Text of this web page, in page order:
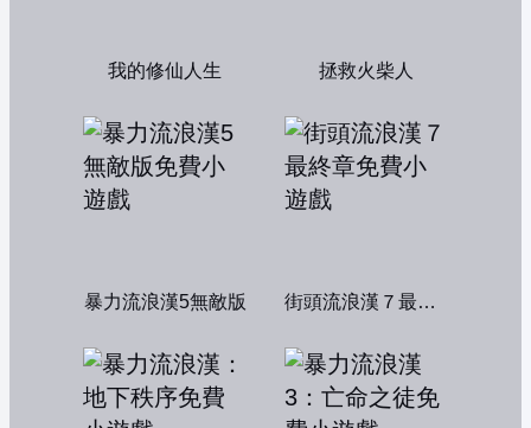
我的修仙人生 拯救火柴人
暴力流浪漢5無敵版 街頭流浪漢７最終章